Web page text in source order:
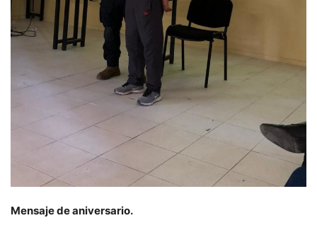
Mensaje de aniversario.